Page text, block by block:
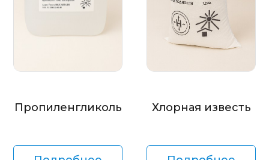
Пропиленгликоль Хлорная известь